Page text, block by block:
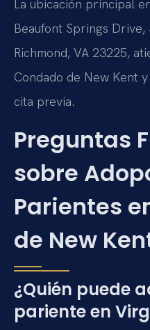
La ubicación principal
Beaufont Springs Drive,
Richmond, VA 23225,
Condado de New Kent
cita previa.
Preguntas
sobre
Parientes
de New
¿Quién puede
pariente en